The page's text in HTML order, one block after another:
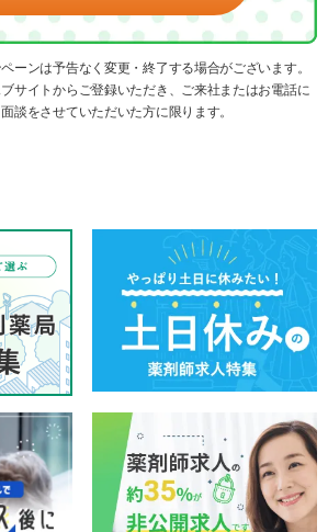
ーンは予告なく変更・終了する場合がございます。
サイトからご登録いただき、ご来社またはお電話に
談をさせていただいた方に限ります。